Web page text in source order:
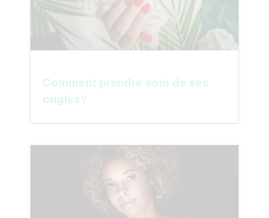
Comment prendre soin de ses
ongles?